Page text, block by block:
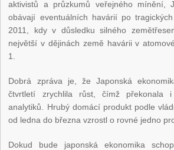
aktivistů a průzkumů veřejného mínění,
obávají eventuálních havárií po
2011, kdy v důsledku silného
největší v dějinách země havárii v
1.
Dobrá zpráva je, že Japonská
čtvrtletí zrychlila růst, čímž překonala i
analytiků. Hrubý domácí produkt podle
od ledna do března vzrostl o rovné jedno
Dokud bude japonská ekonomika